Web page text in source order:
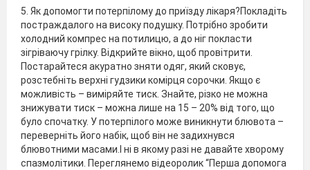
5. Як допомогти потерпілому до приїзду лікаря?Покладіть
постраждалого на високу подушку. Потрібно зробити
холодний компрес на потилицю, а до ніг покласти
зігріваючу грілку. Відкрийте вікно, щоб провітрити.
Постарайтеся акуратно зняти одяг, який сковує,
розстебніть верхні гудзики комірця сорочки. Якщо є
можливість – виміряйте тиск. Знайте, різко не можна
знижувати тиск – можна лише на 15 – 20% від того, що
було спочатку. У потерпілого може виникнути блювота –
переверніть його набік, щоб він не задихнувся
блювотними масами.І ні в якому разі не давайте хворому
спазмолітики. Переглянемо відеоролик “Перша допомога